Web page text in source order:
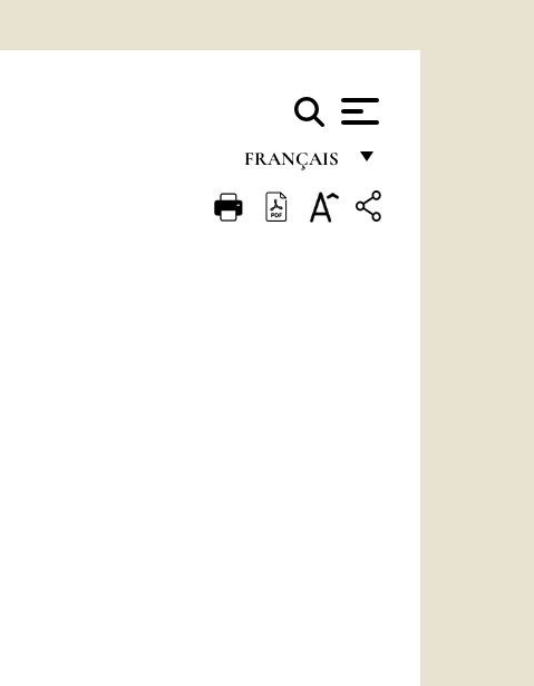
FRANÇAIS
FRANÇAIS